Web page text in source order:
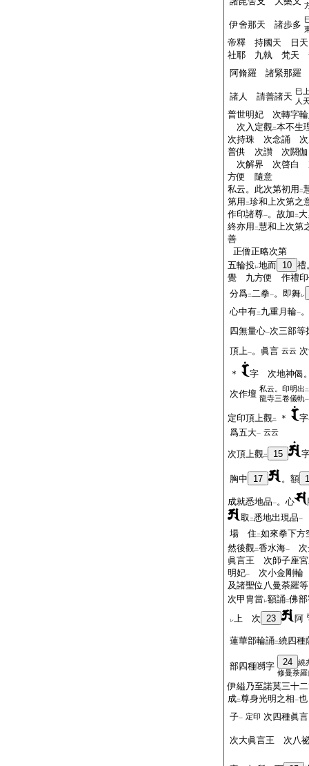
伊舍那天 諸歩多
帝釋 持國天 日
社耶 九執 梵天
阿脩羅 諸緊那羅
諸人 請善諸天 巳
人
普世明妃 次轉字
次入定觀二本不生
次持珠 次念誦
普供 次讃 次閼
次解界 次啓白
方便 隨意
私云。此次第初用 二
第用 二珍和上次第之
作印諸尊一。故加 二
終亦用 二慧和上次第
善
正僧正略次第
五輪投レ地而 10 禮
覺 九方便 作禮印
分爲二二拳一。即舞レ
心中有二 九重月輪一
四無量心一次三部等
頂上一。眞言 云云
＊
字 次地神偈
次作壇 私云。印明出 二
龍寺三卷儀軌 一
定印頂上觀二 ＊ 字
爲五大一 云云
次頂上觀二 15
胸中 17 。額
成就悉地品一。心
取 二悉地出現品一
場 住 二如來拳下方
然後觀二香水海一
次
眞言王 次師子座
明妃一
次小金剛輪
及諸聖位八曼荼
次甲胄當レ額誦二佛
レ上 次 23 阿
蓮華部輪誦二繞四種
部四種嚩字 24
繞
修曼荼
伊縊乃至諾莫三十
成二尊身光明之相一
子一 定印 次四種眞言
次大眞言王 次八